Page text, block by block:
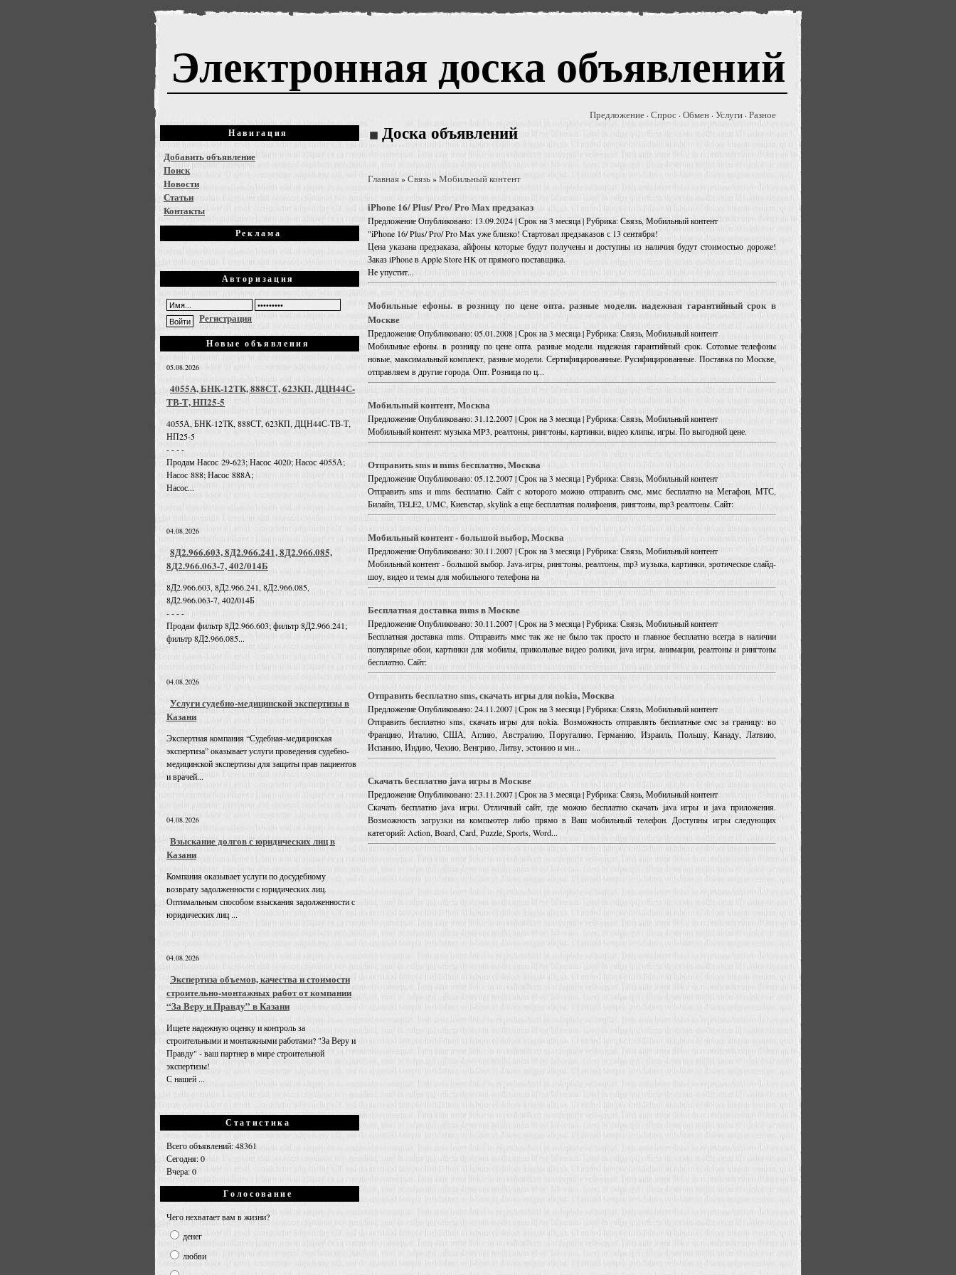
Электронная доска объявлений
Навигация
Добавить объявление
Поиск
Новости
Статьи
Контакты
Реклама
Авторизация
Регистрация
Новые объявления
05.08.2026
4055А, БНК-12ТК, 888СТ, 623КП, ДЦН44С-
ТВ-Т, НП25-5
4055А, БНК-12ТК, 888СТ, 623КП, ДЦН44С-ТВ-Т,
НП25-5
- - - -
Продам Насос 29-623; Насос 4020; Насос 4055А;
Насос 888; Насос 888А;
Насос...
04.08.2026
8Д2.966.603, 8Д2.966.241, 8Д2.966.085,
8Д2.966.063-7, 402/014Б
8Д2.966.603, 8Д2.966.241, 8Д2.966.085,
8Д2.966.063-7, 402/014Б
- - - -
Продам фильтр 8Д2.966.603; фильтр 8Д2.966.241;
фильтр 8Д2.966.085...
04.08.2026
Услуги судебно-медицинской экспертизы в
Казани
Экспертная компания “Судебная-медицинская
экспертиза” оказывает услуги проведения судебно-
медицинской экспертизы для защиты прав пациентов
и врачей...
04.08.2026
Взыскание долгов с юридических лиц в
Казани
Компания оказывает услуги по досудебному
возврату задолженности с юридических лиц.
Оптимальным способом взыскания задолженности с
юридических лиц ...
04.08.2026
Экспертиза объемов, качества и стоимости
строительно-монтажных работ от компании
“За Веру и Правду” в Казани
Ищете надежную оценку и контроль за
строительными и монтажными работами? "За Веру и
Правду" - ваш партнер в мире строительной
экспертизы!
С нашей ...
Статистика
Всего объявлений: 48361
Сегодня: 0
Вчера: 0
Голосование
Чего нехватает вам в жизни?
денег
любви
Доска объявлений
Предложение · Спрос · Обмен · Услуги · Разное
Главная»Связь»Мобильный контент
iPhone 16/ Plus/ Pro/ Pro Max предзаказ
ПредложениеОпубликовано: 13.09.2024 | Срок на 3 месяца | Рубрика: Связь, Мобильный контент
"iPhone 16/ Plus/ Pro/ Pro Max уже близко! Стартовал предзаказов с 13 сентября!
Цена указана предзаказа, айфоны которые будут получены и доступны из наличия будут стоимостью дороже!
Заказ iPhone в Apple Store HK от прямого поставщика.
Не упустит...
Мобильные ефоны. в розницу по цене опта. разные модели. надежная гарантийный срок в
Москве
ПредложениеОпубликовано: 05.01.2008 | Срок на 3 месяца | Рубрика: Связь, Мобильный контент
Мобильные ефоны. в розницу по цене опта. разные модели. надежная гарантийный срок. Сотовые телефоны
новые, максимальный комплект, разные модели. Сертифицированные. Русифицированные. Поставка по Москве,
отправляем в другие города. Опт. Розница по ц...
Мобильный контент, Москва
ПредложениеОпубликовано: 31.12.2007 | Срок на 3 месяца | Рубрика: Связь, Мобильный контент
Мобильный контент: музыка MP3, реалтоны, рингтоны, картинки, видео клипы, игры. По выгодной цене.
Отправить sms и mms бесплатно, Москва
ПредложениеОпубликовано: 05.12.2007 | Срок на 3 месяца | Рубрика: Связь, Мобильный контент
Отправить sms и mms бесплатно. Сайт с которого можно отправить смс, ммс бесплатно на Мегафон, МТС,
Билайн, TELE2, UMC, Киевстар, skylink а еще бесплатная полифония, рингтоны, mp3 реалтоны. Сайт:
Мобильный контент - большой выбор, Москва
ПредложениеОпубликовано: 30.11.2007 | Срок на 3 месяца | Рубрика: Связь, Мобильный контент
Мобильный контент - большой выбор. Java-игры, рингтоны, реалтоны, mp3 музыка, картинки, эротическое слайд-
шоу, видео и темы для мобильного телефона на
Бесплатная доставка mms в Москве
ПредложениеОпубликовано: 30.11.2007 | Срок на 3 месяца | Рубрика: Связь, Мобильный контент
Бесплатная доставка mms. Отправить ммс так же не было так просто и главное бесплатно всегда в наличии
популярные обои, картинки для мобилы, прикольные видео ролики, java игры, анимации, реалтоны и рингтоны
бесплатно. Сайт:
Отправить бесплатно sms, скачать игры для nokia, Москва
ПредложениеОпубликовано: 24.11.2007 | Срок на 3 месяца | Рубрика: Связь, Мобильный контент
Отправить бесплатно sms, скачать игры для nokia. Возможность отправлять бесплатные смс за границу: во
Францию, Италию, США, Аглию, Австралию, Поругалию, Германию, Израиль, Польшу, Канаду, Латвию,
Испанию, Индию, Чехию, Венгрию, Литву, эстонию и мн...
Скачать бесплатно java игры в Москве
ПредложениеОпубликовано: 23.11.2007 | Срок на 3 месяца | Рубрика: Связь, Мобильный контент
Скачать бесплатно java игры. Отличный сайт, где можно бесплатно скачать java игры и java приложения.
Возможность загрузки на компьютер либо прямо в Ваш мобильный телефон. Доступны игры следующих
категорий: Action, Board, Card, Puzzle, Sports, Word...